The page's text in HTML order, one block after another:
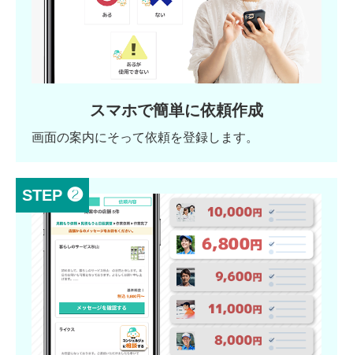
スマホで簡単に依頼作成
画面の案内にそって依頼を登録します。
STEP ❷